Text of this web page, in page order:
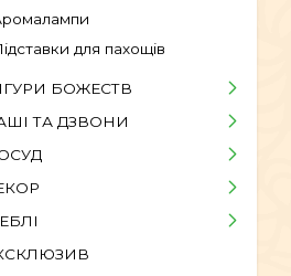
для пахощів
БОЖЕСТВ
ТА ДЗВОНИ